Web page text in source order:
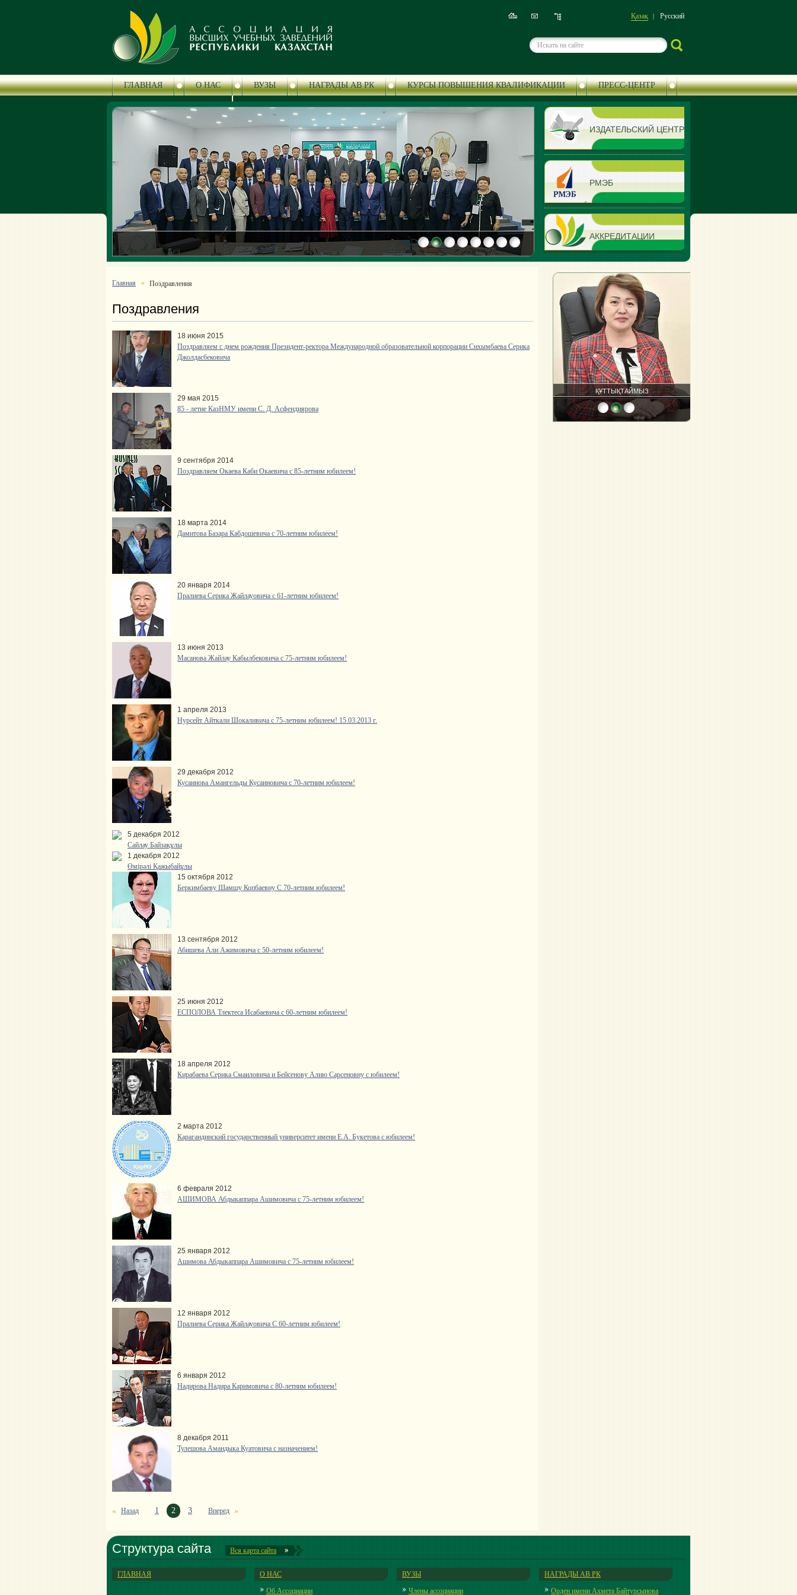
Қазақ Русский
ГЛАВНАЯ О НАС ВУЗЫ НАГРАДЫ АВ РК КУРСЫ ПОВЫШЕНИЯ КВАЛИФИКАЦИИ ПРЕСС-ЦЕНТР
ЦЕНТР СЕРТИФИКАЦИИ
ИЗДАТЕЛЬСКИЙ ЦЕНТР
РМЭБ
АККРЕДИТАЦИИ
ҚҰТТЫҚTАЙМЫЗ
Главная Поздравления
Поздравления
18 июня 2015
Поздравляем с днем рождения Президент-ректора Международной образовательной корпорации Сихымбаева Серика
Джолдасбековича
29 мая 2015
85 - летие КазНМУ имени С. Д. Асфендиярова
9 сентября 2014
Поздравляем Окаева Каби Окаевича с 85-летним юбилеем!
18 марта 2014
Дамитова Базара Кабдошевича с 70-летним юбилеем!
20 января 2014
Пралиева Серика Жайлауовича с 61-летним юбилеем!
13 июня 2013
Масанова Жайлау Кабылбековича с 75-летним юбилеем!
1 апреля 2013
Нурсейт Айткали Шокаливича с 75-летним юбилеем! 15.03.2013 г.
29 декабря 2012
Кусаинова Амангельды Кусаиновича с 70-летним юбилеем!
5 декабря 2012
Сайлау Байзақұлы
1 декабря 2012
Өмірәлі Қажыбайұлы
15 октября 2012
Беркимбаеву Шамшу Копбаевну С 70-летним юбилеем!
13 сентября 2012
Абишева Али Ажимовича с 50-летним юбилеем!
25 июня 2012
ЕСПОЛОВА Тлектеса Исабаевича с 60-летним юбилеем!
18 апреля 2012
Кирабаева Серика Смаиловича и Бейсенову Алию Сарсеновну с юбилеем!
2 марта 2012
Карагандинский государственный университет имени Е.А. Букетова с юбилеем!
6 февраля 2012
АШИМОВА Абдыкаппара Ашимовича с 75-летним юбилеем!
25 января 2012
Ашимова Абдыкаппара Ашимовича с 75-летним юбилеем!
12 января 2012
Пралиева Серика Жайлауовича С 60-летним юбилеем!
6 января 2012
Надирова Надира Каримовича с 80-летним юбилеем!
8 декабря 2011
Тулешова Амандыка Куатовича с назначением!
Назад 1 2 3 Вперед
Структура сайта Вся карта сайта
ГЛАВНАЯ
О НАС
Об Ассоциации
ВУЗЫ
Члены ассоциации
НАГРАДЫ АВ РК
Орден имени Ахмета Байтурсынова